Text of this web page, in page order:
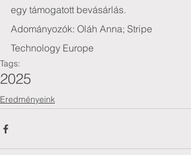
egy támogatott bevásárlás.
Adományozók: Oláh Anna; Stripe
Technology Europe
Tags:
2025
Eredményeink